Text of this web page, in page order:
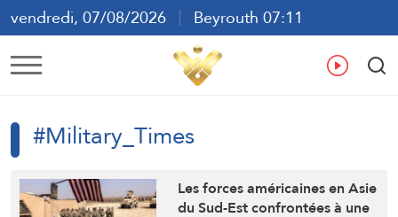
vendredi, 07/08/2026
Beyrouth 07:11
ع
#Military_Times
Les forces américaines en Asie
du Sud-Est confrontées à une